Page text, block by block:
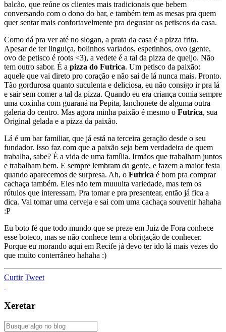
balcão, que reúne os clientes mais tradicionais que bebem
conversando com o dono do bar, e também tem as mesas pra quem
quer sentar mais confortavelmente pra degustar os petiscos da casa.
Como dá pra ver até no slogan, a prata da casa é a pizza frita.
Apesar de ter linguiça, bolinhos variados, espetinhos, ovo (gente,
ovo de petisco é roots <3), a vedete é a tal da pizza de queijo. Não
tem outro sabor. É a pizza do Futrica. Um petisco da paixão:
aquele que vai direto pro coração e não sai de lá nunca mais. Pronto.
Tão gordurosa quanto suculenta e deliciosa, eu não consigo ir pra lá
e sair sem comer a tal da pizza. Quando eu era criança comia sempre
uma coxinha com guaraná na Pepita, lanchonete de alguma outra
galeria do centro. Mas agora minha paixão é mesmo o Futrica, sua
Original gelada e a pizza da paixão.
Lá é um bar familiar, que já está na terceira geração desde o seu
fundador. Isso faz com que a paixão seja bem verdadeira de quem
trabalha, sabe? É a vida de uma família. Irmãos que trabalham juntos
e trabalham bem. E sempre lembram da gente, e fazem a maior festa
quando aparecemos de surpresa. Ah, o Futrica é bom pra comprar
cachaça também. Eles não tem muuuita variedade, mas tem os
rótulos que interessam. Pra tomar e pra presentear, então já fica a
dica. Vai tomar uma cerveja e sai com uma cachaça souvenir hahaha
:P
Eu boto fé que todo mundo que se preze em Juiz de Fora conhece
esse boteco, mas se não conhece tem a obrigação de conhecer.
Porque eu morando aqui em Recife já devo ter ido lá mais vezes do
que muito conterrâneo hahaha :)
Curtir Tweet
Xeretar